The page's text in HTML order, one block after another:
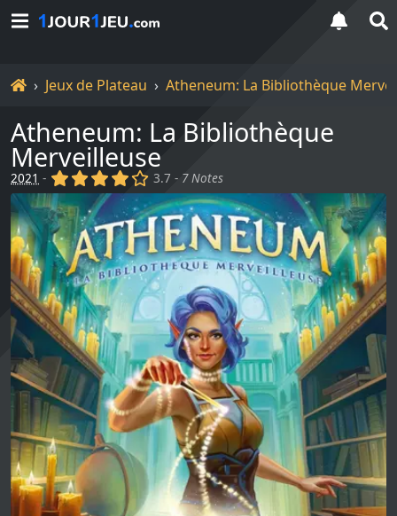
Accueil
Jeux de Plateau Atheneum: La Bibliothèque
Atheneum: La Bibliothèque
Merveilleuse
2021 - (x) (x) (x) (x) ()
3.7 - 7 Notes